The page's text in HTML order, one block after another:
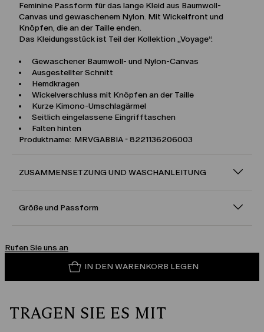
Feminine Passform für das lange Kleid aus Baumwoll-
Canvas und gewaschenem Nylon. Mit Wickelfront und
Knöpfen, die an der Taille enden.
Das Kleidungsstück ist Teil der Kollektion „Voyage“.
Gewaschener Baumwoll- und Nylon-Canvas
Ausgestellter Schnitt
Hemdkragen
Wickelverschluss mit Knöpfen an der Taille
Kurze Kimono-Umschlagärmel
Seitlich eingelassene Eingrifftaschen
Falten hinten
Produktname: MRVGABBIA - 8221136206003
ZUSAMMENSETZUNG UND WASCHANLEITUNG
Größe und Passform
Rufen Sie uns an
IN DEN WARENKORB LEGEN
TRAGEN SIE ES MIT